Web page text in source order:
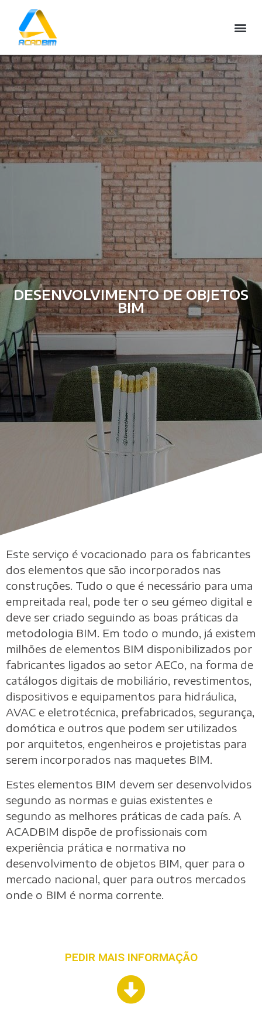
DESENVOLVIMENTO DE OBJETOS
BIM
Este serviço é vocacionado para os fabricantes
dos elementos que são incorporados nas
construções. Tudo o que é necessário para uma
empreitada real, pode ter o seu gémeo digital e
deve ser criado seguindo as boas práticas da
metodologia BIM. Em todo o mundo, já existem
milhões de elementos BIM disponibilizados por
fabricantes ligados ao setor AECo, na forma de
catálogos digitais de mobiliário, revestimentos,
dispositivos e equipamentos para hidráulica,
AVAC e eletrotécnica, prefabricados, segurança,
domótica e outros que podem ser utilizados
por arquitetos, engenheiros e projetistas para
serem incorporados nas maquetes BIM.
Estes elementos BIM devem ser desenvolvidos
segundo as normas e guias existentes e
segundo as melhores práticas de cada país. A
ACADBIM dispõe de profissionais com
experiência prática e normativa no
desenvolvimento de objetos BIM, quer para o
mercado nacional, quer para outros mercados
onde o BIM é norma corrente.
PEDIR MAIS INFORMAÇÃO